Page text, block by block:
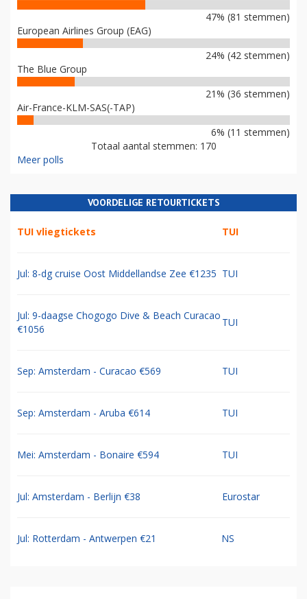
47% (81 stemmen)
European Airlines Group (EAG)
24% (42 stemmen)
The Blue Group
21% (36 stemmen)
Air-France-KLM-SAS(-TAP)
6% (11 stemmen)
Totaal aantal stemmen: 170
Meer polls
VOORDELIGE RETOURTICKETS
TUI vliegtickets TUI
Jul: 8-dg cruise Oost Middellandse Zee €1235 TUI
Jul: 9-daagse Chogogo Dive & Beach Curacao
€1056
TUI
Sep: Amsterdam - Curacao €569 TUI
Sep: Amsterdam - Aruba €614 TUI
Mei: Amsterdam - Bonaire €594 TUI
Jul: Amsterdam - Berlijn €38 Eurostar
Jul: Rotterdam - Antwerpen €21 NS